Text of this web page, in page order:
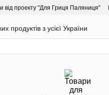
від проекту "Для Гриця Паляниця"
з усієї України